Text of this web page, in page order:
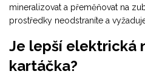
mineralizovat a přeměňovat na
prostředky neodstraníte a
Je lepší elektrická
kartáčka?